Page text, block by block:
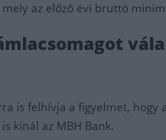
az előző évi bruttó
is felhívja a figyelmet,
kínál az MBH Bank.